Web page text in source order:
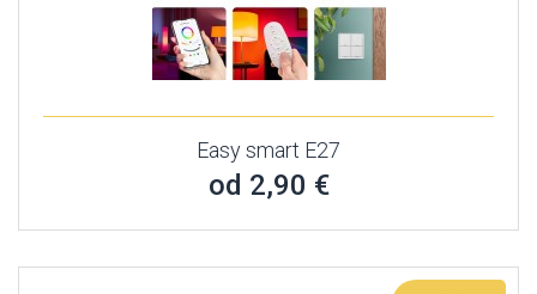
Easy smart E27
od 2,90 €